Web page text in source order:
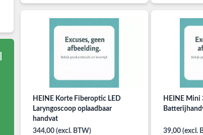
HEINE Korte Fiberoptic LED
Laryngoscoop oplaadbaar
handvat
344,00 (excl. BTW)
HEINE Mini
39,00 (excl.